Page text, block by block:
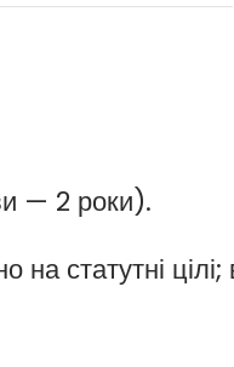
— 2 роки).
статутні цілі;